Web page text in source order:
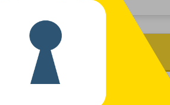
びびなぞ その4
す。紙面やウェブの企画担当をしてい